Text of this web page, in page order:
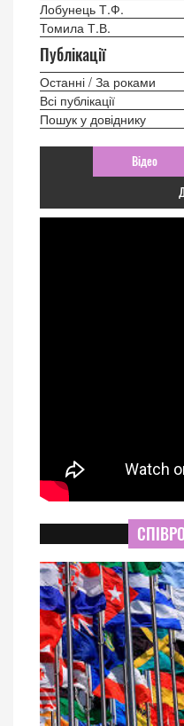
Лобунець Т.Ф.
Томила Т.В.
Публікації
Останні / За роками
Всі публікації
Пошук у довіднику
Відео